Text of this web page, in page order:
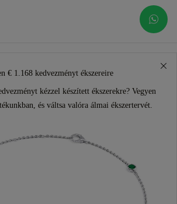
€ 1.168 kedvezményt ékszereire
kézzel készített ékszerekre? Vegyen
és váltsa valóra álmai ékszertervét.